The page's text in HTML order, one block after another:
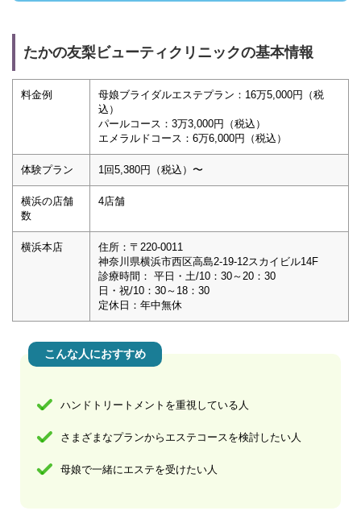
たかの友梨ビューティクリニックの基本情報
料金例
母娘ブライダルエステプラン：16万5,000円（税
込）
パールコース：3万3,000円（税込）
エメラルドコース：6万6,000円（税込）
体験プラン 1回5,380円（税込）〜
横浜の店舗
数
4店舗
横浜本店
住所：〒220-0011
神奈川県横浜市西区高島2-19-12スカイビル14F
診療時間： 平日・土/10：30～20：30
日・祝/10：30～18：30
定休日：年中無休
こんな人におすすめ
ハンドトリートメントを重視している人
さまざまなプランからエステコースを検討したい人
母娘で一緒にエステを受けたい人